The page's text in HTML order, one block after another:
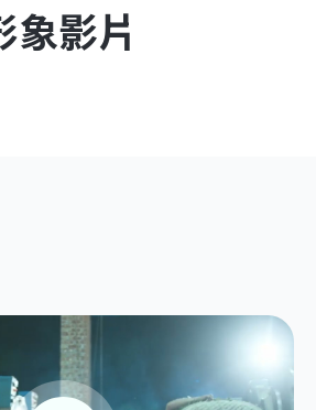
象影片